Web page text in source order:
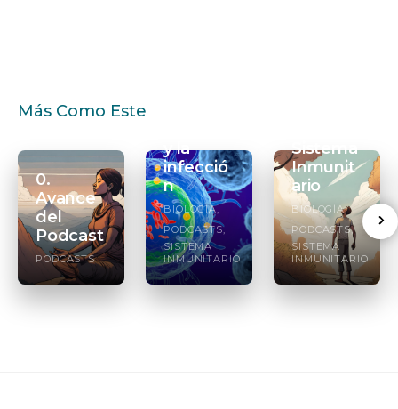
Más Como Este
0.
Avance
del
Podcast
PODCASTS
y la
infecció
n
BIOLOGÍA
PODCASTS
SISTEMA
INMUNITARIO
Sistema
Inmunit
ario
BIOLOGÍA
PODCASTS
SISTEMA
INMUNITARIO